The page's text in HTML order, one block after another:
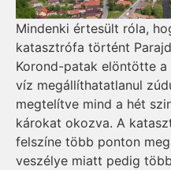
Mindenki értesült róla,
katasztrófa történt
Korond-patak elöntötte a
víz megállíthatatlanul
megtelítve mind a hét
károkat okozva. A
felszíne több ponton
veszélye miatt pedig